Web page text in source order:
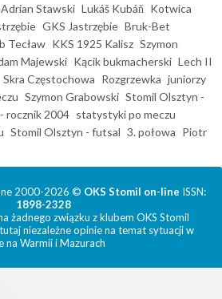
Adrian Stawski Lukáš Kubáň Kotwica
GKS Jastrzębie Bruk-Bet
Tecław KKS 1925 Kalisz Szymon
Majewski Kącik bukmacherski Lech II
Skra Częstochowa Rozgrzewka juniorzy
Szymon Grabowski Stomil Olsztyn -
rocznik 2004 statystyki po meczu
Stomil Olsztyn - futsal 3. połowa Piotr
2000-2026 © OKS Stomil on-line ISSN:
1898-2328
żadnego związku z klubem OKS Stomil
niezależne opinie na temat sytuacji w
na Warmii i Mazurach